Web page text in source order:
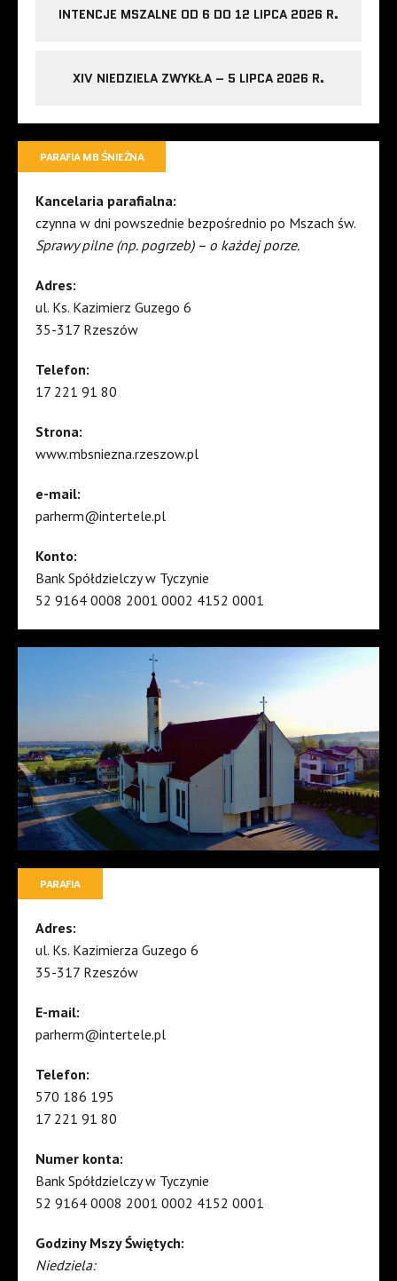
INTENCJE MSZALNE OD 6 DO 12 LIPCA 2026 R.
XIV NIEDZIELA ZWYKŁA – 5 LIPCA 2026 R.
PARAFIA MB ŚNIEŻNA
Kancelaria parafialna:
czynna w dni powszednie bezpośrednio po Mszach św.
Sprawy pilne (np. pogrzeb) – o każdej porze.
Adres:
ul. Ks. Kazimierz Guzego 6
35-317 Rzeszów
Telefon:
17 221 91 80
Strona:
www.mbsniezna.rzeszow.pl
e-mail:
parherm@intertele.pl
Konto:
Bank Spółdzielczy w Tyczynie
52 9164 0008 2001 0002 4152 0001
PARAFIA
Adres:
ul. Ks. Kazimierza Guzego 6
35-317 Rzeszów
E-mail:
parherm@intertele.pl
Telefon:
570 186 195
17 221 91 80
Numer konta:
Bank Spółdzielczy w Tyczynie
52 9164 0008 2001 0002 4152 0001
Godziny Mszy Świętych:
Niedziela: